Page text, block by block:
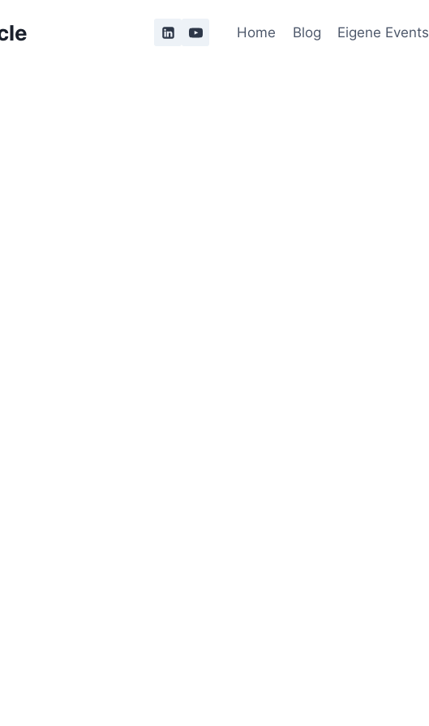
Home Blog Eigene Events